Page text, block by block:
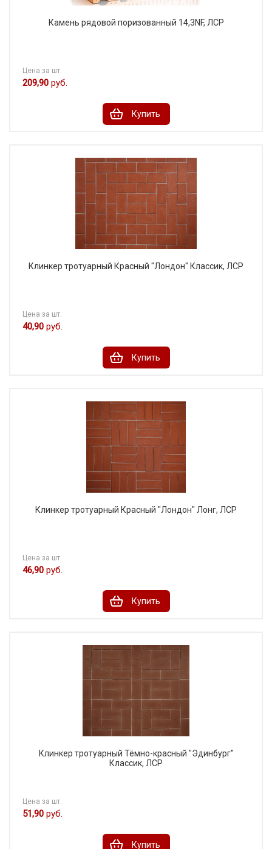
Камень рядовой поризованный 14,3NF, ЛСР
Цена за шт.
209,90 руб.
Купить
Клинкер тротуарный Красный "Лондон" Классик, ЛСР
Цена за шт.
40,90 руб.
Купить
Клинкер тротуарный Красный "Лондон" Лонг, ЛСР
Цена за шт.
46,90 руб.
Купить
Клинкер тротуарный Тёмно-красный "Эдинбург"
Классик, ЛСР
Цена за шт.
51,90 руб.
Купить